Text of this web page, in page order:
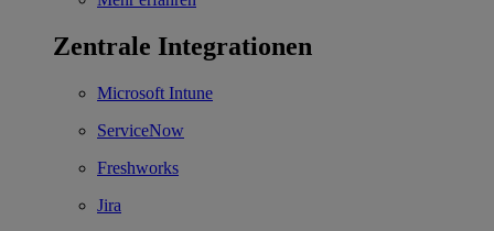
Zentrale Integrationen
Microsoft Intune
ServiceNow
Freshworks
Jira